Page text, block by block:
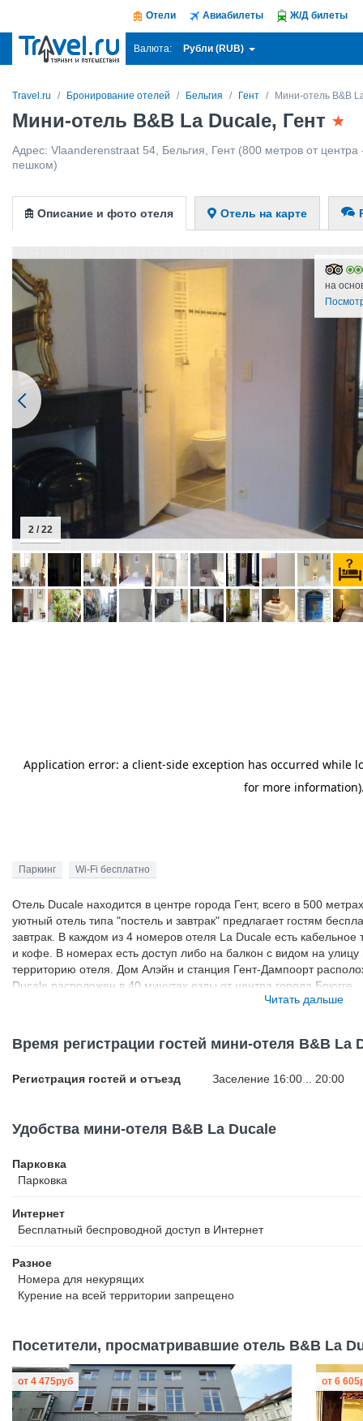
Отели Авиабилеты Ж/Д билеты
Валюта: Рубли (RUB)
Travel.ru Бронирование отелей Бельгия Гент Мини-отель B&B
Мини-отель B&B La Ducale, Гент
Адрес: Vlaanderenstraat 54 Бельгия Гент (800 метров от
пешком)
Описание и фото отеля Отель на карте
на
2 / 22
Паркинг Wi-Fi бесплатно
Отель Ducale находится в центре города Гент, всего в 500
уютный отель типа "постель и завтрак" предлагает гостям
завтрак. В каждом из 4 номеров отеля La Ducale есть
и кофе. В номерах есть доступ либо на балкон с видом на
территорию отеля. Дом Алэйн и станция Гент-Дампоорт
Ducale расположен в 40 минутах езды от центра города Брюгге.
Читать дальше
Время регистрации гостей мини-отеля B&B La
Регистрация гостей и отъезд Заселение 16:00 .. 20:00
Удобства мини-отеля B&B La Ducale
Парковка
Парковка
Интернет
Бесплатный беспроводной доступ в Интернет
Разное
Номера для некурящих
Курение на всей территории запрещено
Посетители, просматривавшие отель B&B La
от 4 475руб от 6 605